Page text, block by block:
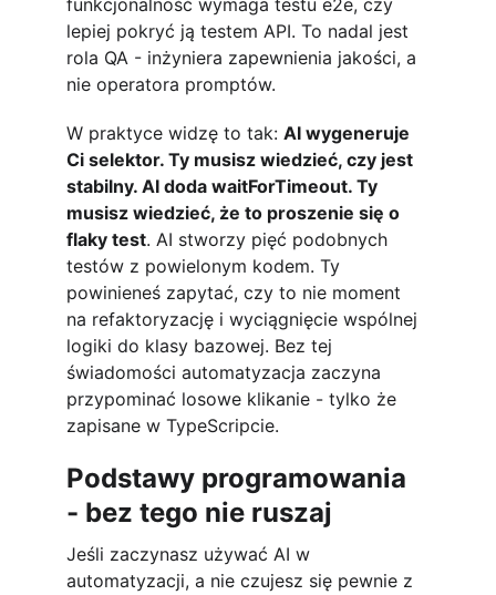
funkcjonalność wymaga testu e2e, czy
lepiej pokryć ją testem API. To nadal jest
rola QA - inżyniera zapewnienia jakości, a
nie operatora promptów.
W praktyce widzę to tak: AI wygeneruje
Ci selektor. Ty musisz wiedzieć, czy jest
stabilny. AI doda waitForTimeout. Ty
musisz wiedzieć, że to proszenie się o
flaky test. AI stworzy pięć podobnych
testów z powielonym kodem. Ty
powinieneś zapytać, czy to nie moment
na refaktoryzację i wyciągnięcie wspólnej
logiki do klasy bazowej. Bez tej
świadomości automatyzacja zaczyna
przypominać losowe klikanie - tylko że
zapisane w TypeScripcie.
Podstawy programowania
- bez tego nie ruszaj
Jeśli zaczynasz używać AI w
automatyzacji, a nie czujesz się pewnie z